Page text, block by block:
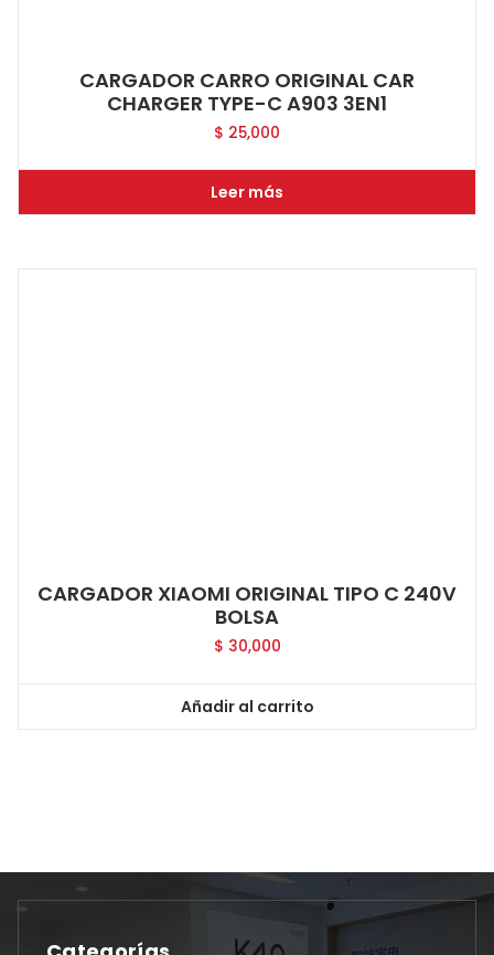
CARGADOR CARRO ORIGINAL CAR
CHARGER TYPE-C A903 3EN1
$ 25,000
Leer más
CARGADOR XIAOMI ORIGINAL TIPO C 240V
BOLSA
$ 30,000
Añadir al carrito